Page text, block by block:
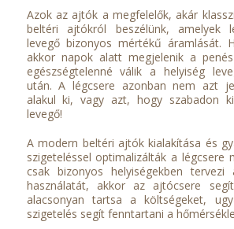
Azok az ajtók a megfelelők, akár
beltéri ajtókról beszélünk, amelyek
levegő bizonyos mértékű áramlását.
akkor napok alatt megjelenik a
egészségtelenné válik a helyiség
után. A légcsere azonban nem azt
alakul ki, vagy azt, hogy szabadon
levegő!
A modern beltéri ajtók kialakítása és
szigeteléssel optimalizálták a légcsere
csak bizonyos helyiségekben tervezi
használatát, akkor az ajtócsere
alacsonyan tartsa a költségeket,
szigetelés segít fenntartani a